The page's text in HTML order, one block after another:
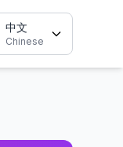
中文
Chinese